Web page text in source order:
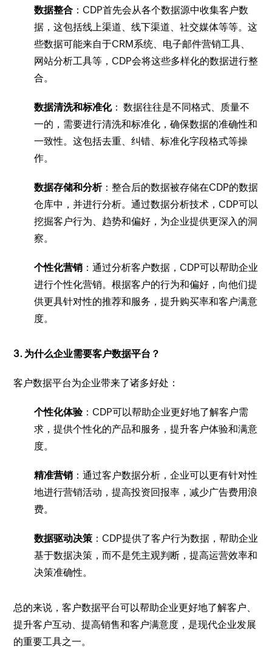
数据整合 ：CDP首先会从各个数据源中收集客户数
据，这包括线上渠道、线下渠道、社交媒体等等。这
些数据可能来自于CRM系统、电子邮件营销工具、
网站分析工具等，CDP会将这些多样化的数据进行整
合。
数据清洗和标准化： 数据往往是不同格式、质量不
一的，需要进行清洗和标准化，确保数据的准确性和
一致性。这包括去重、纠错、标准化字段格式等操
作。
数据存储和分析：整合后的数据被存储在CDP的数据
仓库中，并进行分析。通过数据分析技术，CDP可以
挖掘客户行为、趋势和偏好，为企业提供更深入的洞
察。
个性化营销 ：通过分析客户数据，CDP可以帮助企业
进行个性化营销。根据客户的行为和偏好，向他们提
供更具针对性的推荐和服务，提升购买率和客户满意
度。
3. 为什么企业需要客户数据平台？
客户数据平台为企业带来了诸多好处：
个性化体验：CDP可以帮助企业更好地了解客户需
求，提供个性化的产品和服务，提升客户体验和满意
度。
精准营销 ：通过客户数据分析，企业可以更有针对性
地进行营销活动，提高投资回报率，减少广告费用浪
费。
数据驱动决策 ：CDP提供了客户行为数据，帮助企业
基于数据决策，而不是凭主观判断，提高运营效率和
决策准确性。
总的来说，客户数据平台可以帮助企业更好地了解客户、
提升客户互动、提高销售和客户满意度，是现代企业发展
的重要工具之一。